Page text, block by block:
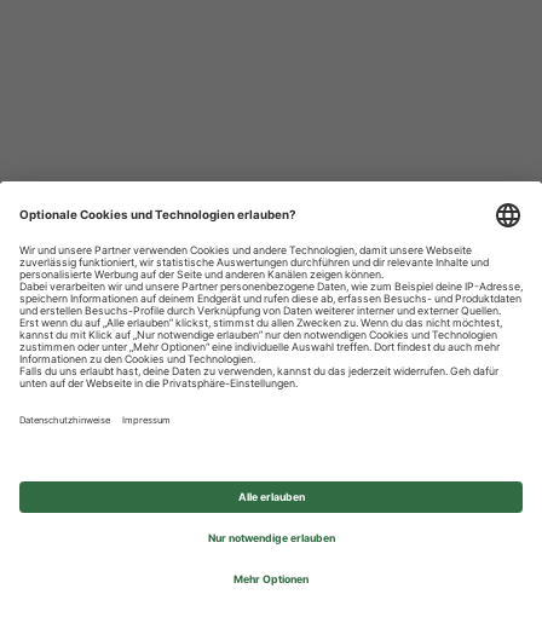
Datenschutzhinweise
Impressum
Privatsphäre-Einstellungen
© 2026 REWE Group - All rights reserved